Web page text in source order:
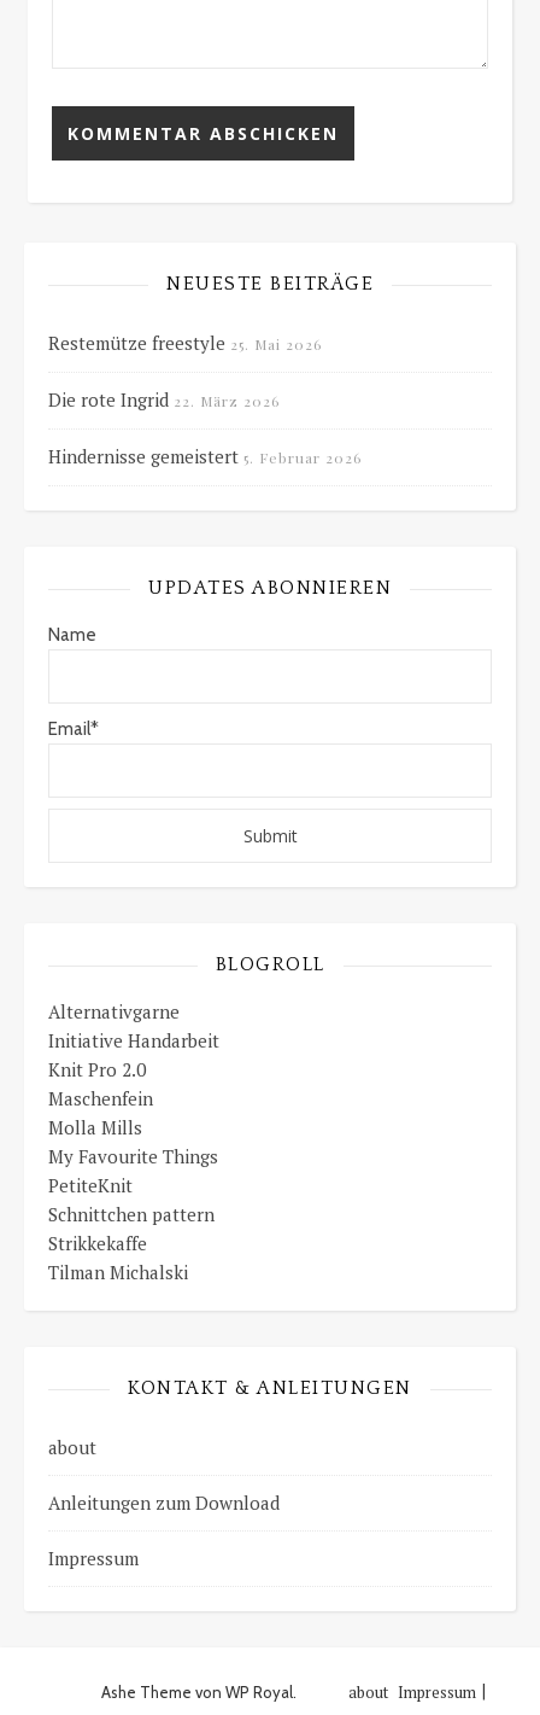
NEUESTE BEITRÄGE
Restemütze freestyle 25. Mai 2026
Die rote Ingrid 22. März 2026
Hindernisse gemeistert 5. Februar 2026
UPDATES ABONNIEREN
Name
Email*
BLOGROLL
Alternativgarne
Initiative Handarbeit
Knit Pro 2.0
Maschenfein
Molla Mills
My Favourite Things
PetiteKnit
Schnittchen pattern
Strikkekaffe
Tilman Michalski
KONTAKT & ANLEITUNGEN
about
Anleitungen zum Download
Impressum
about Impressum
Ashe Theme von WP Royal.